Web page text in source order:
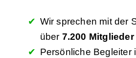
Wir sprechen mit der
über 7.200 Mitglieder
Persönliche Begleiter